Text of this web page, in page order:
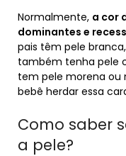
Normalmente, a cor
dominantes e
pais têm pele
também tenha pele
tem pele morena ou
bebê herdar essa
Como saber
a pele?